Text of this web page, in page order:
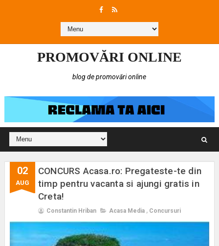
PROMOVĂRI ONLINE
blog de promovări online
02
AUG
CONCURS Acasa.ro: Pregateste-te din
timp pentru vacanta si ajungi gratis in
Creta!
Constantin Hriban Acasa Media , Concursuri